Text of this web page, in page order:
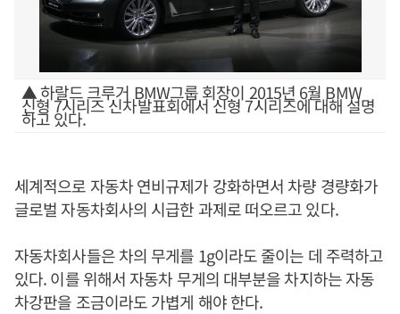
▲ 하랄드 크루거 BMW그룹 회장이 2015년 6월 BMW
신형 7시리즈 신차발표회에서 신형 7시리즈에 대해 설명
하고 있다.
세계적으로 자동차 연비규제가 강화하면서 차량 경량화가
글로벌 자동차회사의 시급한 과제로 떠오르고 있다.
자동차회사들은 차의 무게를 1g이라도 줄이는 데 주력하고
있다. 이를 위해서 자동차 무게의 대부분을 차지하는 자동
차강판을 조금이라도 가볍게 해야 한다.